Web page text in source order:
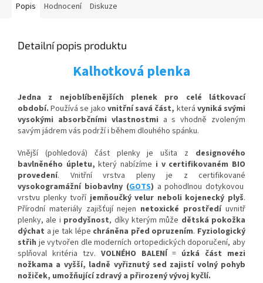
Popis Hodnocení Diskuze
Detailní popis produktu
Kalhotková plenka
Jedna z nejoblíbenějších plenek pro celé látkovací
období.Používá se jako vnitřní savá část, která vyniká svými
vysokými absorbčními vlastnostmi a s vhodně zvoleným
savým jádrem vás podrží i během dlouhého spánku.
Vnější (pohledová) část plenky je ušita z designového
bavlněného úpletu,který nabízíme i v certifikovaném BIO
provedení. Vnitřní vrstva pleny je z certifikované
vysokogramážní biobavlny (GOTS) a pohodlnoudotykovou
vrstvu plenky tvoříjemňoučký velur neboli kojenecký plyš.
Přírodní materiály zajišťují nejen netoxické prostředíuvnitř
plenky, ale i prodyšnost, díky kterýmmůže dětská pokožka
dýchat a je tak lépe chráněna před opruzením. Fyziologický
střih je vytvořen dle moderních ortopedických doporučení, aby
splňoval kritéria tzv. VOLNÉHO BALENÍ= úzká část mezi
nožkama a vyšší, ladně vyřiznutý sed zajistí volný pohyb
nožiček, umožňující zdravý a přirozený vývoj kyčlí.